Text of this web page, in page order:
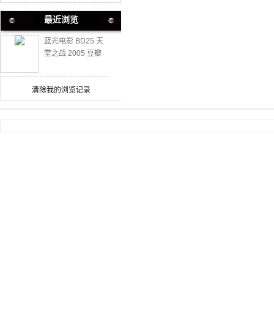
最近浏览
蓝光电影 BD25 天
堂之战 2005 豆瓣
清除我的浏览记录